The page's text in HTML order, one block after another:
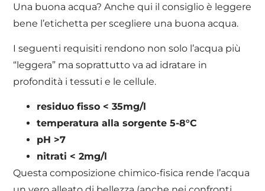
Una buona acqua? Anche qui il consiglio è leggere
bene l’etichetta per scegliere una buona acqua.
I seguenti requisiti rendono non solo l’acqua più
“leggera” ma soprattutto va ad idratare in
profondità i tessuti e le cellule.
residuo fisso < 35mg/l
temperatura alla sorgente 5-8°C
pH >7
nitrati < 2mg/l
Questa composizione chimico-fisica rende l’acqua